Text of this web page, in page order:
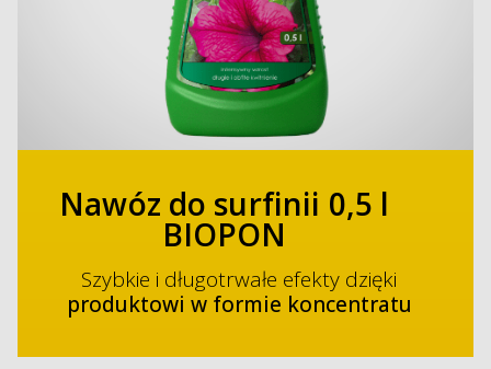
Nawóz do surfinii 0,5 l
BIOPON
Szybkie i długotrwałe efekty dzięki
produktowi w formie koncentratu